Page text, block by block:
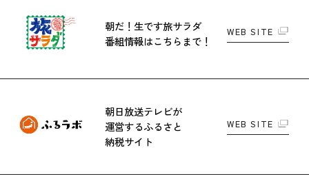
朝だ！生です旅サラダ
番組情報はこちらまで！
WEB SITE
朝日放送テレビが
運営するふるさと
納税サイト
WEB SITE